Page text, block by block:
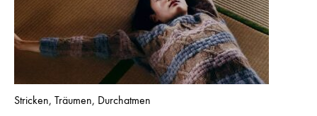
Stricken, Träumen, Durchatmen